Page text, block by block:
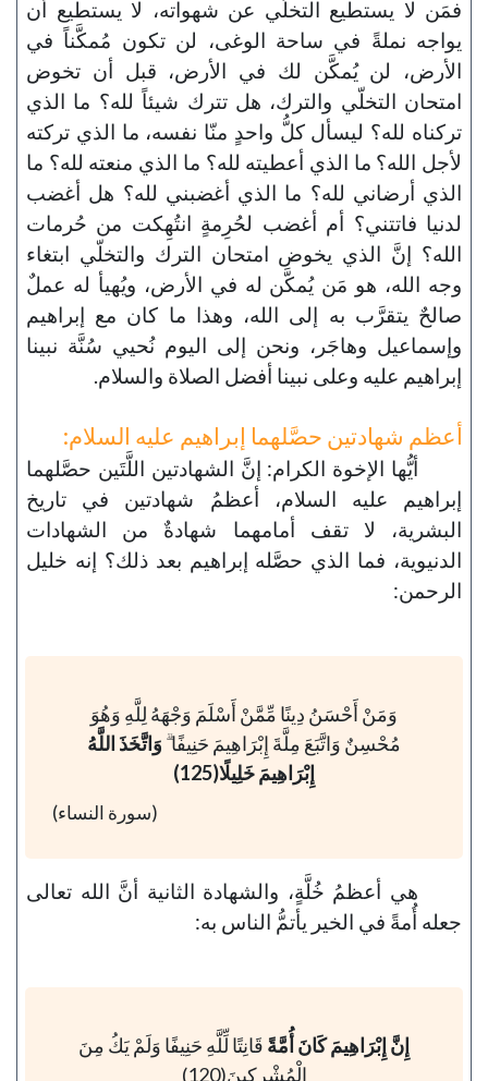
فمَن لا يستطيع التخلّي عن شهواته، لا يستطيع أن
يواجه نملةً في ساحة الوغى، لن تكون مُمكَّناً في
الأرض، لن يُمكَّن لك في الأرض، قبل أن تخوض
امتحان التخلّي والترك، هل تترك شيئاً لله؟ ما الذي
تركناه لله؟ ليسأل كلُّ واحدٍ منّا نفسه، ما الذي تركته
لأجل الله؟ ما الذي أعطيته لله؟ ما الذي منعته لله؟ ما
الذي أرضاني لله؟ ما الذي أغضبني لله؟ هل أغضب
لدنيا فاتتني؟ أم أغضب لحُرِمةٍ انتُهِكت من حُرمات
الله؟ إنَّ الذي يخوض امتحان الترك والتخلّي ابتغاء
وجه الله، هو مَن يُمكَّن له في الأرض، ويُهيأ له عملٌ
صالحٌ يتقرَّب به إلى الله، وهذا ما كان مع إبراهيم
وإسماعيل وهاجَر، ونحن إلى اليوم نُحيي سُنَّة نبينا
إبراهيم عليه وعلى نبينا أفضل الصلاة والسلام.
أعظم شهادتين حصَّلهما إبراهيم عليه السلام:
أيُّها الإخوة الكرام: إنَّ الشهادتين اللَّتَين حصَّلهما
إبراهيم عليه السلام، أعظمُ شهادتين في تاريخ
البشرية، لا تقف أمامهما شهادةٌ من الشهادات
الدنيوية، فما الذي حصَّله إبراهيم بعد ذلك؟ إنه خليل
الرحمن:
وَمَنْ أَحْسَنُ دِينًا مِّمَّنْ أَسْلَمَ وَجْهَهُ لِلَّهِ وَهُوَ
مُحْسِنٌ وَاتَّبَعَ مِلَّةَ إِبْرَاهِيمَ حَنِيفًا ۗ وَاتَّخَذَ اللَّهُ
إِبْرَاهِيمَ خَلِيلًا(125)
(سورة النساء)
هي أعظمُ خُلَّةٍ، والشهادة الثانية أنَّ الله تعالى
جعله أُمةً في الخير يأتمُّ الناس به:
إِنَّ إِبْرَاهِيمَ كَانَ أُمَّةً قَانِتًا لِّلَّهِ حَنِيفًا وَلَمْ يَكُ مِنَ
الْمُشْرِكِينَ(120)